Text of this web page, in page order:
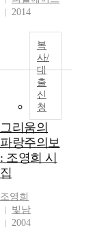
2014
복
사/
대
출
신
청
그리움의
파랑주의보
: 조영희 시
집
조영희
빛남
2004